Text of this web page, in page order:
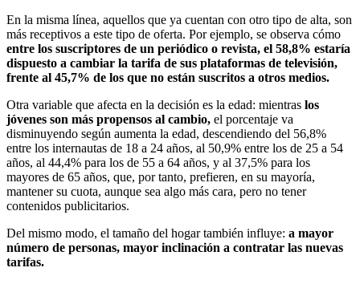
En la misma línea, aquellos que ya cuentan con otro tipo de alta, son
más receptivos a este tipo de oferta. Por ejemplo, se observa cómo
entre los suscriptores de un periódico o revista, el 58,8% estaría
dispuesto a cambiar la tarifa de sus plataformas de televisión,
frente al 45,7% de los que no están suscritos a otros medios.
Otra variable que afecta en la decisión es la edad: mientras los
jóvenes son más propensos al cambio, el porcentaje va
disminuyendo según aumenta la edad, descendiendo del 56,8%
entre los internautas de 18 a 24 años, al 50,9% entre los de 25 a 54
años, al 44,4% para los de 55 a 64 años, y al 37,5% para los
mayores de 65 años, que, por tanto, prefieren, en su mayoría,
mantener su cuota, aunque sea algo más cara, pero no tener
contenidos publicitarios.
Del mismo modo, el tamaño del hogar también influye: a mayor
número de personas, mayor inclinación a contratar las nuevas
tarifas.